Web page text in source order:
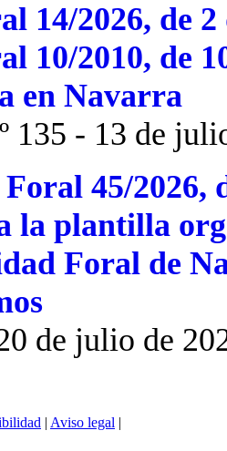
14/2026, de
10/2010, de
en Navarra
135 - 13 de
45/2026,
la plantilla
Foral de
de julio de
| Aviso legal |